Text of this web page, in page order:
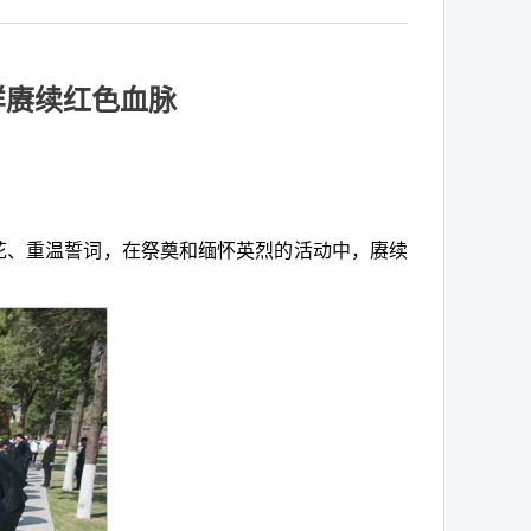
续红色血脉
重温誓词，在祭奠和缅怀英烈的活动中，赓续